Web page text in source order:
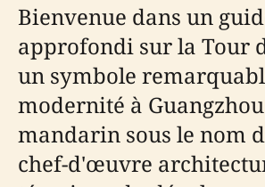
Bienvenue dans un
approfondi sur la Tour
un symbole
modernité à
mandarin sous le nom
chef-d'œuvre